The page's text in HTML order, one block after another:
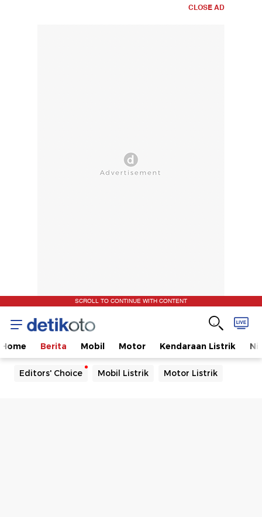
CLOSE AD
SCROLL TO CONTINUE WITH CONTENT
Home Berita Mobil Motor Kendaraan Listrik
Editors' Choice Mobil Listrik Motor Listrik